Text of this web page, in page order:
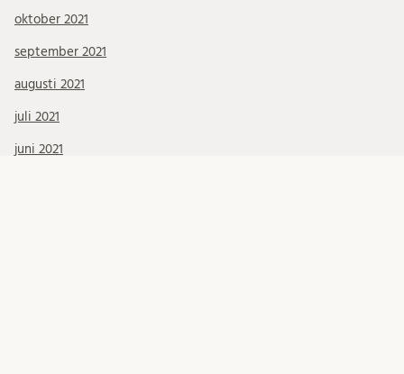
oktober 2021
september 2021
augusti 2021
juli 2021
juni 2021